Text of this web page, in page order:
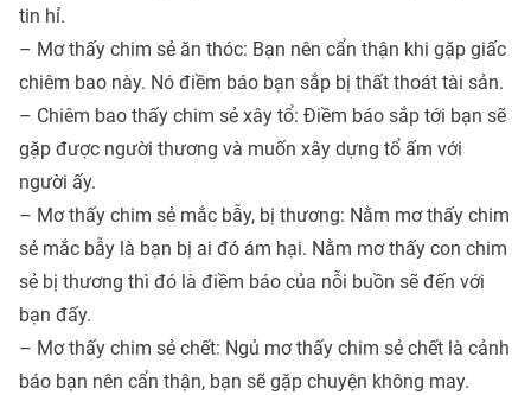
tin hỉ.
– Mơ thấy chim sẻ ăn thóc: Bạn nên cẩn thận khi gặp giấc
chiêm bao này. Nó điềm báo bạn sắp bị thất thoát tài sản.
– Chiêm bao thấy chim sẻ xây tổ: Điềm báo sắp tới bạn sẽ
gặp được người thương và muốn xây dựng tổ ấm với
người ấy.
– Mơ thấy chim sẻ mắc bẫy, bị thương: Nằm mơ thấy chim
sẻ mắc bẫy là bạn bị ai đó ám hại. Nằm mơ thấy con chim
sẻ bị thương thì đó là điềm báo của nỗi buồn sẽ đến với
bạn đấy.
– Mơ thấy chim sẻ chết: Ngủ mơ thấy chim sẻ chết là cảnh
báo bạn nên cẩn thận, bạn sẽ gặp chuyện không may.